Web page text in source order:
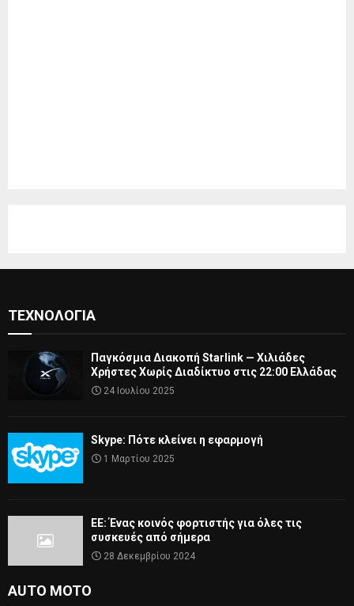
ΤΕΧΝΟΛΟΓΊΑ
Παγκόσμια Διακοπή Starlink — Χιλιάδες
Χρήστες Χωρίς Διαδίκτυο στις 22:00 Ελλάδας
24 Ιουλίου 2025
Skype: Πότε κλείνει η εφαρμογή
1 Μαρτίου 2025
ΕΕ: Ένας κοινός φορτιστής για όλες τις
συσκευές από σήμερα
28 Δεκεμβρίου 2024
AUTO MOTO